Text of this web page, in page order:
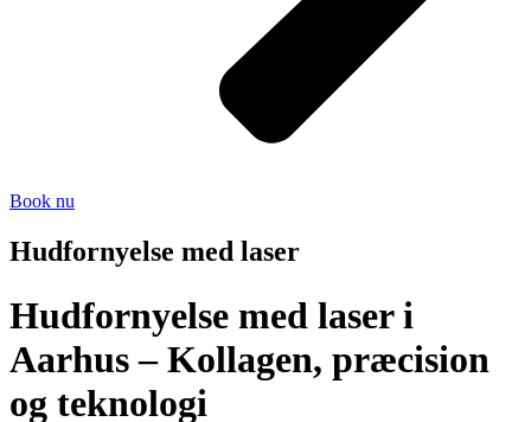
Book nu
Hudfornyelse med laser
Hudfornyelse med laser i
Aarhus – Kollagen, præcision
og teknologi